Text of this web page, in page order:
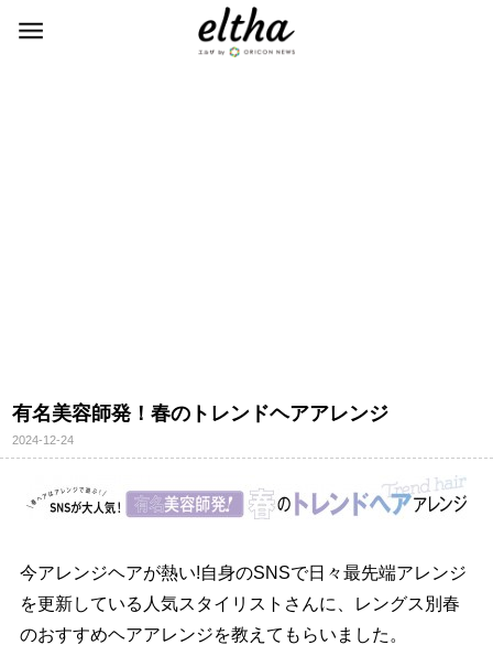
有名美容師発！春のトレンドヘアアレンジ
2024-12-24
今アレンジヘアが熱い!自身のSNSで日々最先端アレンジ
を更新している人気スタイリストさんに、レングス別春
のおすすめヘアアレンジを教えてもらいました。